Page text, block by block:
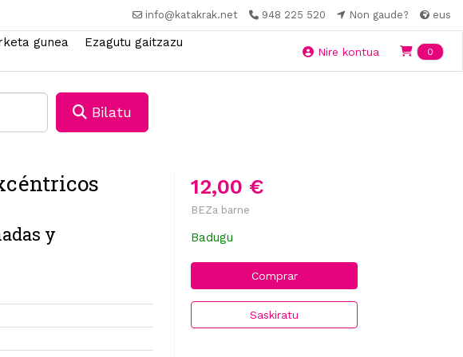
info@katakrak.net 948 225 520 Non gaude? eus
gunea
Ezagutu gaitzazu
Nire kontua 0
Bilatu
12,00 €
BEZa barne
Badugu
Comprar
Saskiratu
y